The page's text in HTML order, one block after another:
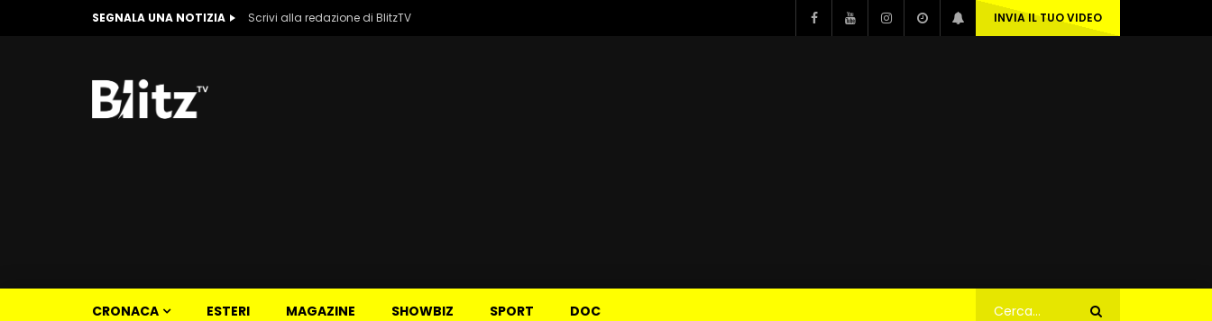
SEGNALA UNA NOTIZIA Scrivi alla redazione di BlitzTV INVIA IL TUO VIDEO
CRONACA ESTERI MAGAZINE SHOWBIZ SPORT DOC